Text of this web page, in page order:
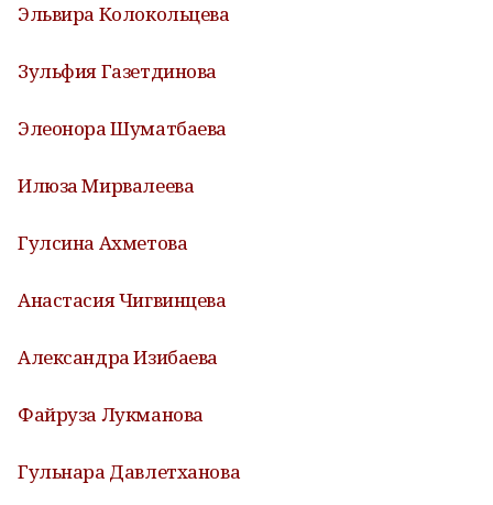
Эльвира Колокольцева
Зульфия Газетдинова
Элеонора Шуматбаева
Илюза Мирвалеева
Гулсина Ахметова
Анастасия Чигвинцева
Александра Изибаева
Файруза Лукманова
Гульнара Давлетханова